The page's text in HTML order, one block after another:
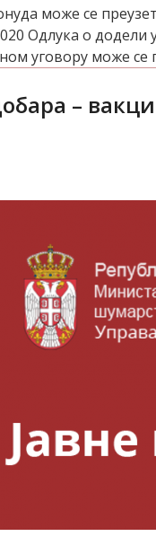
може се
Одлука о
уговору може се
–